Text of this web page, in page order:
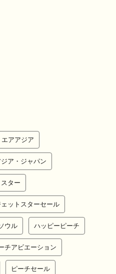
エアアジア
ア・ジャパン
ター
ェットスターセール
ウル ハッピーピーチ
チアビエーション
ピーチセール